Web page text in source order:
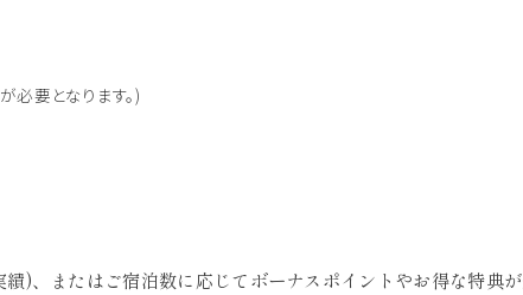
要となります。)
)、またはご宿泊数に応じてボーナスポイントやお得な特典